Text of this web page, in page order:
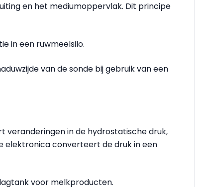
en het mediumoppervlak. Dit principe
in een ruwmeelsilo.
van de sonde bij gebruik van een
in de hydrostatische druk,
elektronica converteert de druk in een
voor melkproducten.